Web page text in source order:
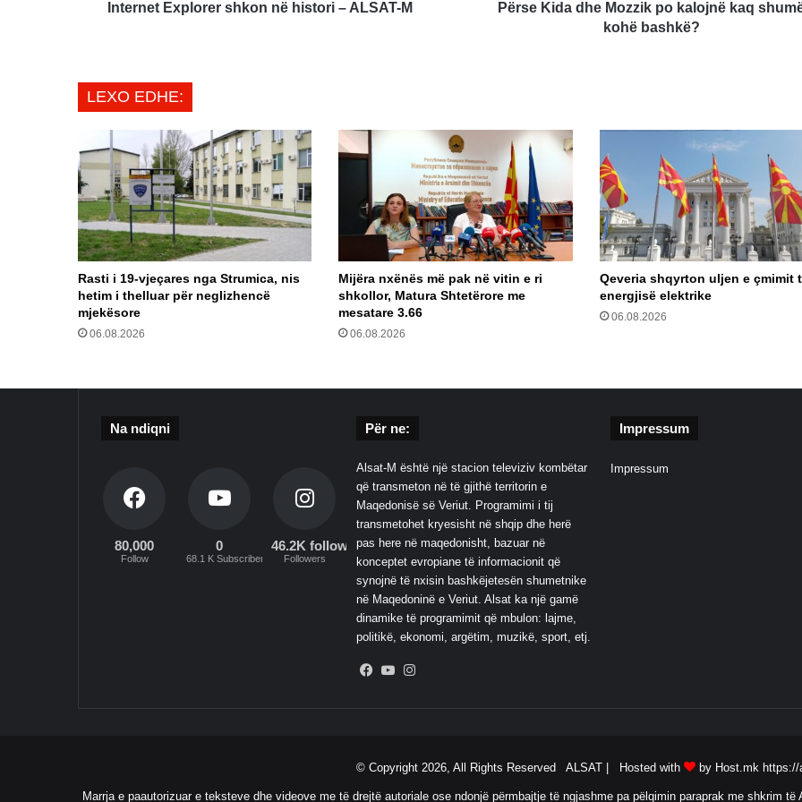
Internet Explorer shkon në histori – ALSAT-M
bashkë?Përse Kida dhe Mozzik po kalojnë kaq
kohë bashkë?
LEXO EDHE:
Rasti i 19-vjeçares nga Strumica, nis
hetim i thelluar për neglizhencë
mjekësore
06.08.2026
Mijëra nxënës më pak në vitin e ri
shkollor, Matura Shtetërore me
mesatare 3.66
06.08.2026
Qeveria shqyrton uljen e çmimit
energjisë elektrike
06.08.2026
Na ndiqni
80,000
Follow
0
68.1 K Subscribers
46.2K followers
Followers
Për ne:
Alsat-M është një stacion televiziv kombëtar
që transmeton në të gjithë territorin e
Maqedonisë së Veriut. Programimi i tij
transmetohet kryesisht në shqip dhe herë
pas here në maqedonisht, bazuar në
konceptet evropiane të informacionit që
synojnë të nxisin bashkëjetesën shumetnike
në Maqedoninë e Veriut. Alsat ka një gamë
dinamike të programimit që mbulon: lajme,
politikë, ekonomi, argëtim, muzikë, sport, etj.
Facebook
YouTube
Impressum
Impressum
© Copyright 2026, All Rights Reserved ALSAT | Hosted with by Host.mkhttps://
Marrja e paautorizuar e teksteve dhe videove me të drejtë autoriale ose ndonjë përmbajtje të ngjashme pa pëlqimin paraprak me shkrim